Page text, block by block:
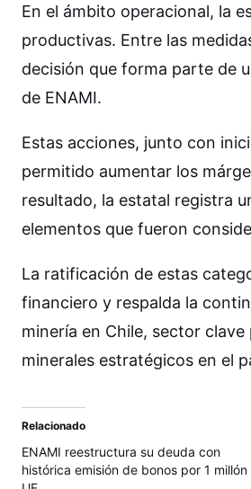
En el ámbito operacional, la
productivas. Entre las
decisión que forma parte de
de ENAMI.
Estas acciones, junto con
permitido aumentar los
resultado, la estatal registra
elementos que fueron
La ratificación de estas
financiero y respalda la
minería en Chile, sector
minerales estratégicos en el
Relacionado
ENAMI reestructura su deuda con
histórica emisión de bonos por 1 millón